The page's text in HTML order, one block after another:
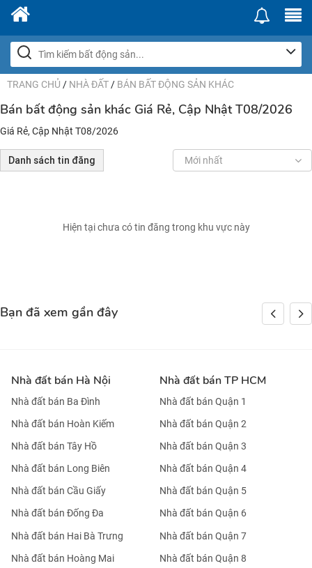
TRANG CHỦ / NHÀ ĐẤT / BÁN BẤT ĐỘNG SẢN KHÁC
Bán bất động sản khác Giá Rẻ, Cập Nhật T08/2026
Giá Rẻ, Cập Nhật T08/2026
Danh sách tin đăng Mới nhất
Hiện tại chưa có tin đăng trong khu vực này
Bạn đã xem gần đây
Nhà đất bán Hà Nội
Nhà đất bán Ba Đình
Nhà đất bán Hoàn Kiếm
Nhà đất bán Tây Hồ
Nhà đất bán Long Biên
Nhà đất bán Cầu Giấy
Nhà đất bán Đống Đa
Nhà đất bán Hai Bà Trưng
Nhà đất bán Hoàng Mai
Nhà đất bán TP HCM
Nhà đất bán Quận 1
Nhà đất bán Quận 2
Nhà đất bán Quận 3
Nhà đất bán Quận 4
Nhà đất bán Quận 5
Nhà đất bán Quận 6
Nhà đất bán Quận 7
Nhà đất bán Quận 8